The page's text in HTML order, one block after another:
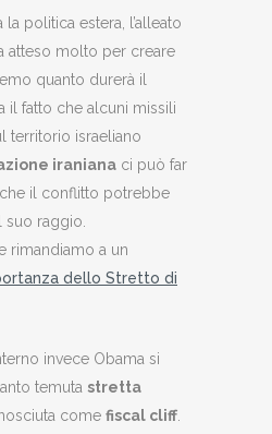
politica estera, l’alleato
atteso molto per creare
quanto durerà il
il fatto che alcuni missili
territorio israeliano
iraniana ci può far
il conflitto potrebbe
suo raggio.
rimandiamo a un
dello Stretto di
invece Obama si
temuta stretta
come fiscal cliff.